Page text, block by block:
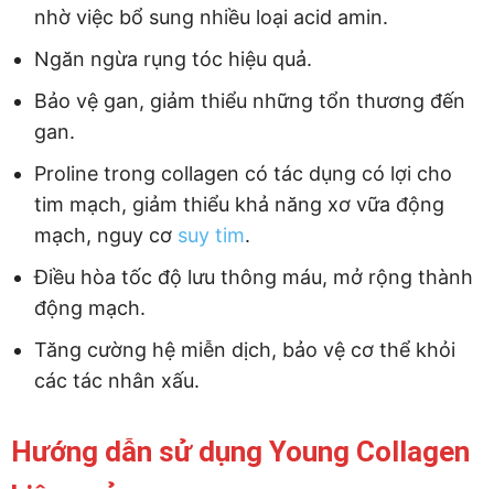
nhờ việc bổ sung nhiều loại acid amin.
Ngăn ngừa rụng tóc hiệu quả.
Bảo vệ gan, giảm thiểu những tổn thương đến
gan.
Proline trong collagen có tác dụng có lợi cho
tim mạch, giảm thiểu khả năng xơ vữa động
mạch, nguy cơ suy tim.
Điều hòa tốc độ lưu thông máu, mở rộng thành
động mạch.
Tăng cường hệ miễn dịch, bảo vệ cơ thể khỏi
các tác nhân xấu.
Hướng dẫn sử dụng Young Collagen